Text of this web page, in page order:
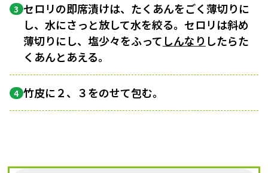
3 セロリの即席漬けは、たくあんをごく薄切りに
し、水にさっと放して水を絞る。セロリは斜め
薄切りにし、塩少々をふって しんなり したらた
くあんとあえる。
4 竹皮に２、３をのせて包む。